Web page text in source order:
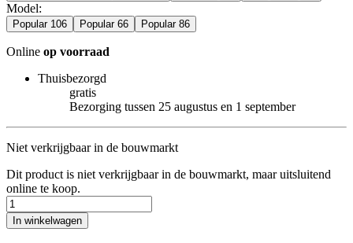
Model:
Popular 106 Popular 66 Popular 86
Online op voorraad
Thuisbezorgd
gratis
Bezorging tussen 25 augustus en 1 september
Niet verkrijgbaar in de bouwmarkt
Dit product is niet verkrijgbaar in de bouwmarkt, maar uitsluitend
online te koop.
In winkelwagen